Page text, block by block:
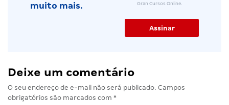
muito mais.
Gran Cursos Online.
Deixe um comentário
O seu endereço de e-mail não será publicado. Campos
obrigatórios são marcados com *